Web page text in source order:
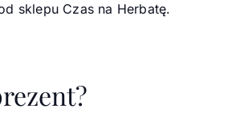
sklepu Czas na Herbatę.